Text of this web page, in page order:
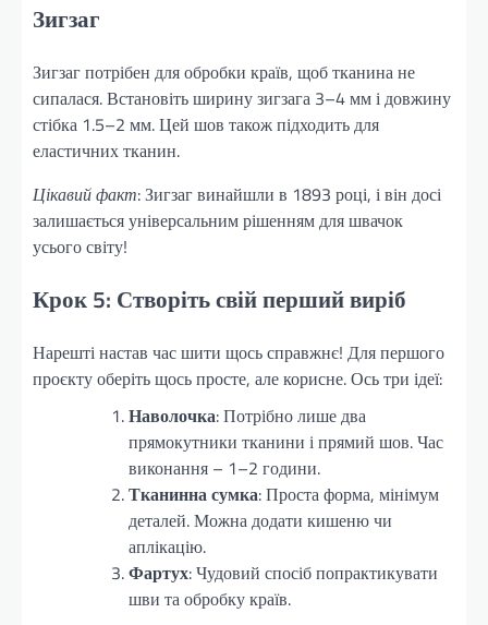
Зигзаг
Зигзаг потрібен для обробки країв, щоб тканина не
сипалася. Встановіть ширину зигзага 3–4 мм і довжину
стібка 1.5–2 мм. Цей шов також підходить для
еластичних тканин.
Цікавий факт: Зигзаг винайшли в 1893 році, і він досі
залишається універсальним рішенням для швачок
усього світу!
Крок 5: Створіть свій перший виріб
Нарешті настав час шити щось справжнє! Для першого
проєкту оберіть щось просте, але корисне. Ось три ідеї:
Наволочка: Потрібно лише два
прямокутники тканини і прямий шов. Час
виконання – 1–2 години.
Тканинна сумка: Проста форма, мінімум
деталей. Можна додати кишеню чи
аплікацію.
Фартух: Чудовий спосіб попрактикувати
шви та обробку країв.